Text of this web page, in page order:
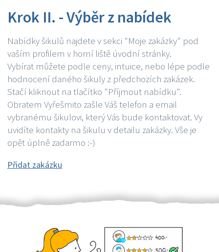
Krok II. - Výběr z nabídek
Nabídky šikulů najdete v sekci "Moje zakázky" pod
vaším profilem v horní liště úvodní stránky.
Vybírat můžete podle ceny, intuice, nebo lépe podle
hodnocení daného šikuly z předchozích zakázek.
Stačí kliknout na tlačítko "Příjmout nabídku".
Obratem Vyřešmito zašle Váš telefon a email
vybranému šikulovi, který Vás bude kontaktovat. Vy
uvidíte kontakty na šikulu v detailu zakázky. Vše je
opět úplně zadarmo :-)
Přidat zakázku